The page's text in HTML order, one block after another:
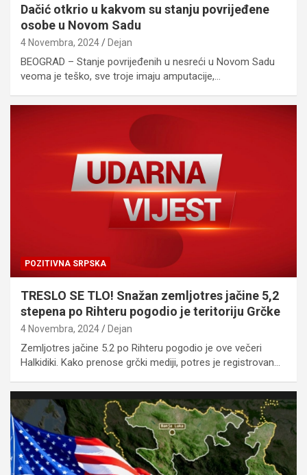
Dačić otkrio u kakvom su stanju povrijeđene
osobe u Novom Sadu
4 Novembra, 2024 Dejan
BEOGRAD – Stanje povrijeđenih u nesreći u Novom Sadu
veoma je teško, sve troje imaju amputacije,…
POZITIVNA SRPSKA
TRESLO SE TLO! Snažan zemljotres jačine 5,2
stepena po Rihteru pogodio je teritoriju Grčke
4 Novembra, 2024 Dejan
Zemljotres jačine 5.2 po Rihteru pogodio je ove večeri
Halkidiki. Kako prenose grčki mediji, potres je registrovan…